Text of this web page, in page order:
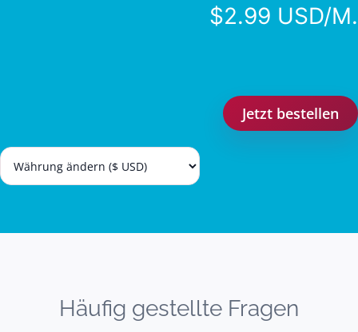
$2.99 USD/M.
Jetzt bestellen
Häufig gestellte Fragen